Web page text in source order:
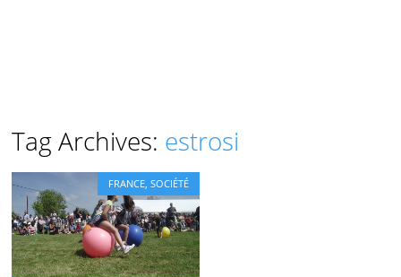
Tag Archives: estrosi
FRANCE ,SOCIÉTÉ